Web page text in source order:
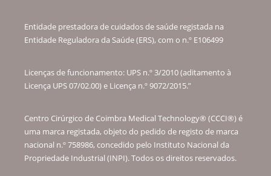
Entidade prestadora de cuidados de saúde registada na
Entidade Reguladora da Saúde (ERS), com o n.º E106499
Licenças de funcionamento: UPS n.º 3/2010 (aditamento à
Licença UPS 07/02.00) e Licença n.º 9072/2015.”
Centro Cirúrgico de Coimbra Medical Technology® (CCCI®) é
uma marca registada, objeto do pedido de registo de marca
nacional n.º 758986, concedido pelo Instituto Nacional da
Propriedade Industrial (INPI). Todos os direitos reservados.